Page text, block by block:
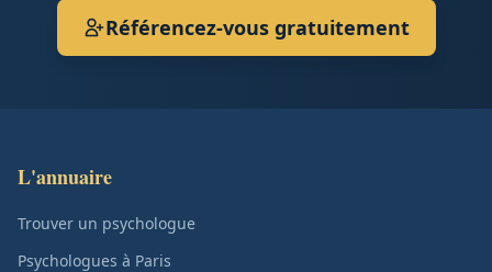
Référencez-vous gratuitement
L'annuaire
Trouver un psychologue
Psychologues à Paris